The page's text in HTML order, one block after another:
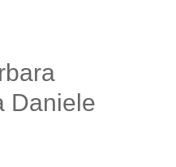
Daniele